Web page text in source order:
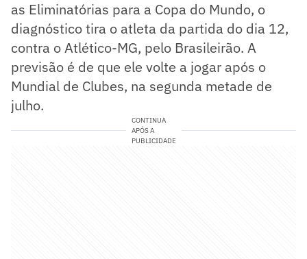
as Eliminatórias para a Copa do Mundo, o
diagnóstico tira o atleta da partida do dia 12,
contra o Atlético-MG, pelo Brasileirão. A
previsão é de que ele volte a jogar após o
Mundial de Clubes, na segunda metade de
julho.
CONTINUA
APÓS A
PUBLICIDADE